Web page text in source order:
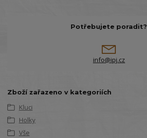
Potřebujete poradit?
info@ipj.cz
Zboží zařazeno v kategoriích
Kluci
Holky
Vše